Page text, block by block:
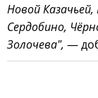
Новой
Сердобино,
Золочева", —